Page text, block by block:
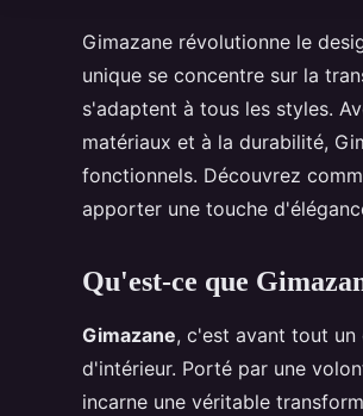
Gimazane révolutionne le
unique se concentre sur la
s'adaptent à tous les styles.
matériaux et à la durabilité,
fonctionnels. Découvrez
apporter une touche
Qu'est-ce que
Gimazane, c'est avant tout un
d'intérieur. Porté par une
incarne une véritable